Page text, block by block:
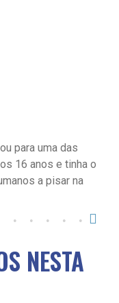
para uma das
16 anos e tinha o
a pisar na
NESTA